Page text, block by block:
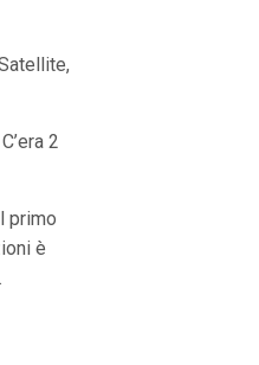
2
primo
è